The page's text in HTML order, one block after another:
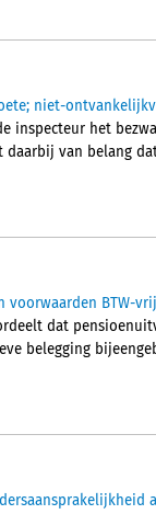
niet-
inspecteur het
van belang
voorwaarden BTW-
dat
belegging